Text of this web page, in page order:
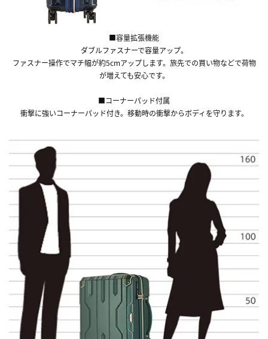
■容量拡張機能
ダブルファスナーで容量アップ。
ファスナー操作でマチ幅が約5cmアップします。旅先での買い物などで荷物
が増えても安心です。
■コーナーパッド付属
衝撃に強いコーナーパッド付き。移動時の衝撃からボディを守ります。